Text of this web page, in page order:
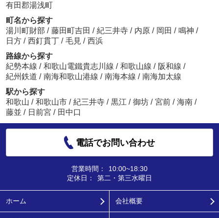
有田郡湯浅町
町名から探す
湯川町財部 / 藤田町吉田 / 紀三井寺 / 内原 / 岡田 / 鳴神 /
日方 / 西釘貫丁 / 毛見 / 西浜
路線から探す
紀勢本線 / 和歌山電鐵貴志川線 / 和歌山線 / 阪和線 /
紀州鉄道 / 南海和歌山港線 / 南海本線 / 南海加太線
駅から探す
和歌山 / 和歌山市 / 紀三井寺 / 黒江 / 御坊 / 宮前 / 海南 /
藤並 / 日前宮 / 田中口
電話でお問い合わせ
営業時間：
10:00~18:30
定休日：
第二・第三水曜日
ホーム 会社概要